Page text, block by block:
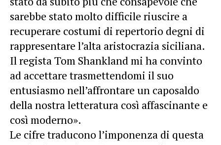
sarebbe stato molto difficile riuscire a
recuperare costumi di repertorio degni di
rappresentare l’alta aristocrazia siciliana.
Il regista Tom Shankland mi ha convinto
ad accettare trasmettendomi il suo
entusiasmo nell’affrontare un caposaldo
della nostra letteratura così affascinante e
così moderno».
Le cifre traducono l’imponenza di questa